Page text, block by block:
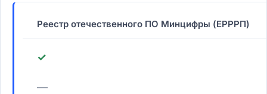
Реестр отечественного ПО Минцифры (ЕРРРП)
✓
—